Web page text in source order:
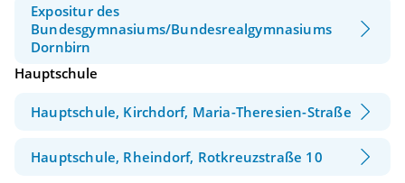
Expositur des
Bundesgymnasiums/Bundesrealgymnasiums
Dornbirn
Hauptschule
Hauptschule, Kirchdorf, Maria-Theresien-Straße
Hauptschule, Rheindorf, Rotkreuzstraße 10